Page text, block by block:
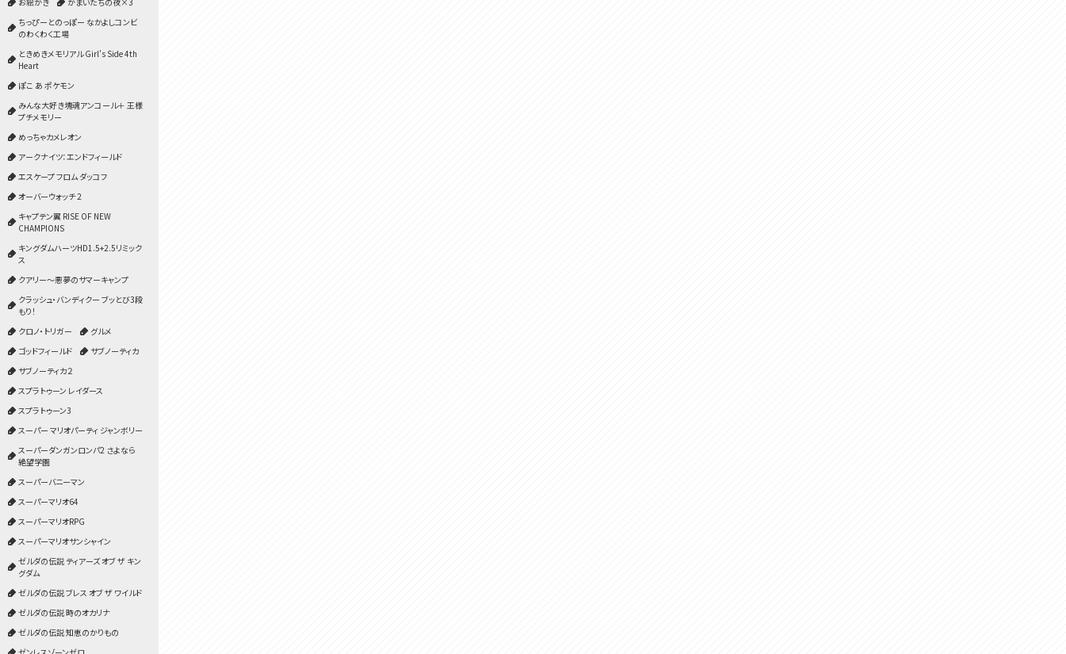
ちっぴーとのっぽー なかよしコンビ
のわくわく工場
ときめきメモリアル Girl's Side 4th
Heart
ぽこ あ ポケモン
みんな大好き塊魂アンコール＋ 王様
プチメモリー
めっちゃカメレオン
アークナイツ：エンドフィールド
エスケープ フロム ダッコフ
オーバーウォッチ 2
キャプテン翼 RISE OF NEW
CHAMPIONS
キングダムハーツHD1.5+2.5リミック
ス
クアリー～悪夢のサマーキャンプ
クラッシュ・バンディクー ブッとび3段
もり！
クロノ・トリガー
グルメ
ゴッドフィールド
サブノーティカ
サブノーティカ２
スプラトゥーン レイダース
スプラトゥーン3
スーパー マリオパーティ ジャンボリー
スーパーダンガンロンパ2 さよなら
絶望学園
スーパーバニーマン
スーパーマリオ64
スーパーマリオRPG
スーパーマリオサンシャイン
ゼルダの伝説 ティアーズ オブ ザ キン
グダム
ゼルダの伝説 ブレス オブ ザ ワイルド
ゼルダの伝説 時のオカリナ
ゼルダの伝説 知恵のかりもの